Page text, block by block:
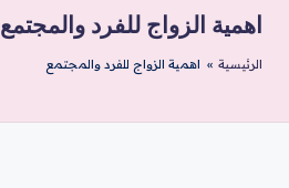
m
Ar
|
اهمية الزواج للفرد والمجتمع
الرئيسية » اهمية الزواج للفرد والمجتمع